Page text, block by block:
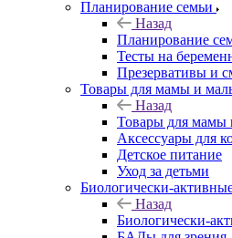
Планирование семьи
Назад
Планирование
Тесты на
Презервативы и
Товары для мамы и
Назад
Товары для мамы
Аксессуары для
Детское питание
Уход за детьми
Биологически-
Назад
Биологически-